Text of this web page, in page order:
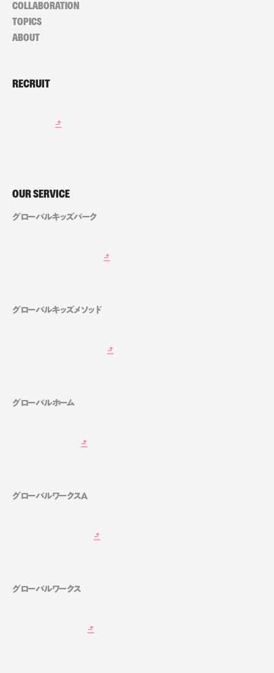
COLLABORATION
TOPICS
ABOUT
RECRUIT
OUR SERVICE
グローバルキッズパーク
グローバルキッズメソッド
グローバルホーム
グローバルワークスA
グローバルワークス